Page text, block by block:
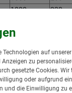
1000
230
Höhe
1500mm
auf
Anzeigen zu
gesetzte Cookies.
oder aufgrund
und die Einwilligung zu